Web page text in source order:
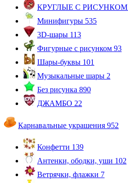
КРУГЛЫЕ С РИСУНКОМ
Минифигуры 535
3D-шары 113
Фигурные с рисунком 93
Шары-буквы 101
Музыкальные шары 2
Без рисунка 890
ДЖАМБО 22
Карнавальные украшения 952
Конфетти 139
Антенки, ободки, уши 102
Ветрячки, флажки 7